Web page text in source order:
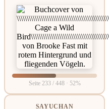
Seite 233 / 448 · 52%
SAYUCHAN